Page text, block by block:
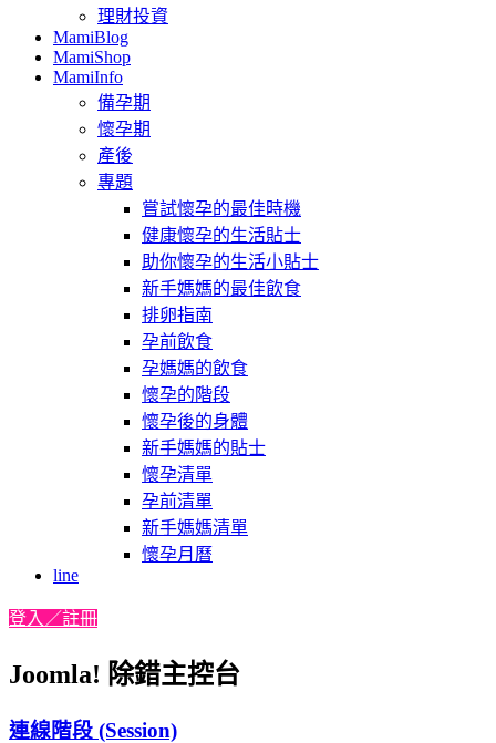
理財投資
MamiBlog
MamiShop
MamiInfo
備孕期
懷孕期
產後
專題
嘗試懷孕的最佳時機
健康懷孕的生活貼士
助你懷孕的生活小貼士
新手媽媽的最佳飲食
排卵指南
孕前飲食
孕媽媽的飲食
懷孕的階段
懷孕後的身體
新手媽媽的貼士
懷孕清單
孕前清單
新手媽媽清單
懷孕月曆
line
登入／註冊
Joomla! 除錯主控台
連線階段 (Session)